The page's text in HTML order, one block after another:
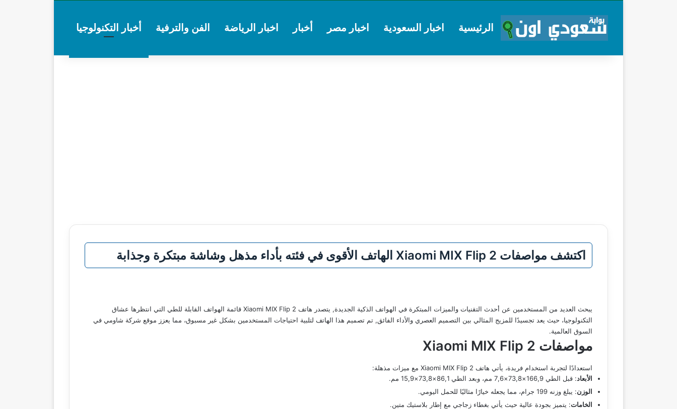
الرئيسية اخبار السعودية اخبار مصر أخبار اخبار الرياضة الفن والترفية أخبار التكنولوجيا
اكتشف مواصفات Xiaomi MIX Flip 2 الهاتف الأقوى في فئته بأداء مذهل وشاشة مبتكرة وجذابة
يبحث العديد من المستخدمين عن أحدث التقنيات والميزات المبتكرة في الهواتف الذكية الجديدة, يتصدر هاتف Xiaomi MIX Flip 2 قائمة الهواتف القابلة للطي التي انتظرها عشاق
التكنولوجيا، حيث يعد تجسيدًا للمزيج المثالي بين التصميم العصري والأداء الفائق, تم تصميم هذا الهاتف لتلبية احتياجات المستخدمين بشكل غير مسبوق، مما يعزز موقع شركة شاومي في
السوق العالمية.
مواصفات Xiaomi MIX Flip 2
استعدادًا لتجربة استخدام فريدة، يأتي هاتف Xiaomi MIX Flip 2 مع ميزات مذهلة:
الأبعاد: قبل الطي 166,9×73,8×7,6 مم، وبعد الطي 86,1×73,8×15,9 مم.
الوزن: يبلغ وزنه 199 جرام، مما يجعله خيارًا مثاليًا للحمل اليومي.
الخامات: يتميز بجودة عالية حيث يأتي بغطاء زجاجي مع إطار بلاستيك متين.